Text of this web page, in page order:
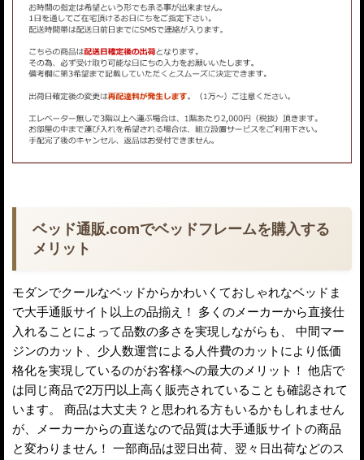
ベッド通販.comでベッドフレームを購入する
メリット
モダンでクールなベッドからかわいくておしゃれなベッドま
で大手通販サイト以上の品揃え！ 多くのメーカーから直接仕
入れることによって品数の多さを実現しながらも、 中間マー
ジンのカット、少人数運営による人件費のカットにより低価
格化を実現しているのがお客様への最大のメリット！ 他店で
は同じ商品で2万円以上高く販売されていることも確認されて
います。 商品は大丈夫？と思われる方もいるかもしれません
が、メーカーからの直送なので品質は大手通販サイトの商品
と変わりません！ 一部商品は翌日出荷、翌々日出荷などのス